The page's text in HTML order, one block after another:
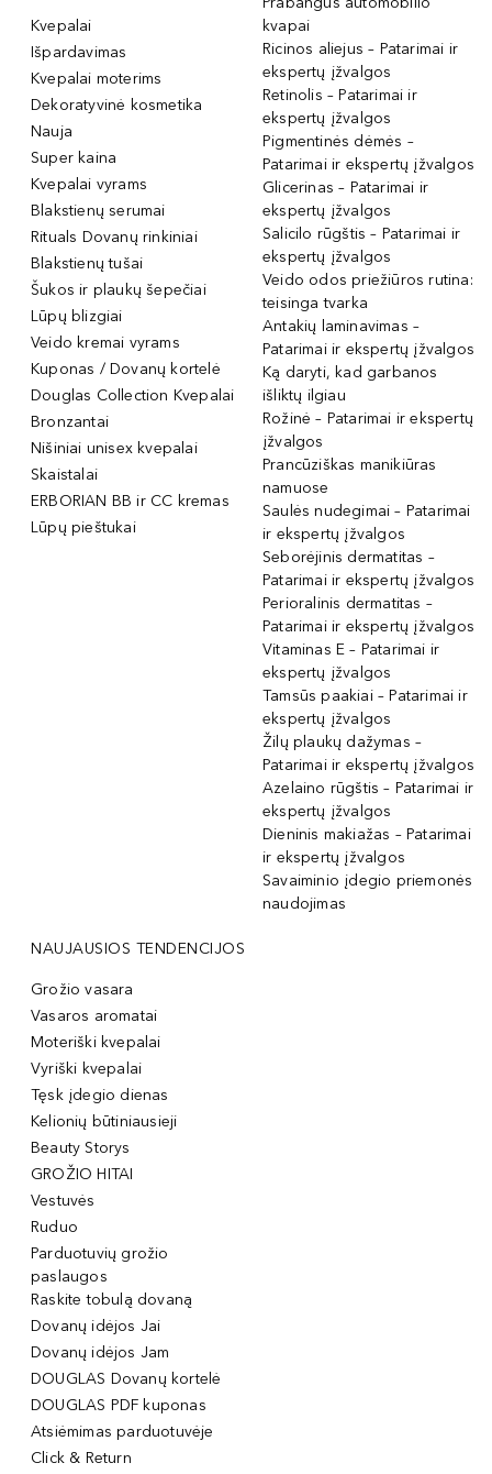
Kvepalai
Išpardavimas
Kvepalai moterims
Dekoratyvinė kosmetika
Nauja
Super kaina
Kvepalai vyrams
Blakstienų serumai
Rituals Dovanų rinkiniai
Blakstienų tušai
Šukos ir plaukų šepečiai
Lūpų blizgiai
Veido kremai vyrams
Kuponas / Dovanų kortelė
Douglas Collection Kvepalai
Bronzantai
Nišiniai unisex kvepalai
Skaistalai
ERBORIAN BB ir CC kremas
Lūpų pieštukai
kvapai
Ricinos aliejus – Patarimai ir
ekspertų įžvalgos
Retinolis – Patarimai ir
ekspertų įžvalgos
Pigmentinės dėmės –
Patarimai ir ekspertų įžvalgos
Glicerinas – Patarimai ir
ekspertų įžvalgos
Salicilo rūgštis – Patarimai ir
ekspertų įžvalgos
Veido odos priežiūros rutina:
teisinga tvarka
Antakių laminavimas –
Patarimai ir ekspertų įžvalgos
Ką daryti, kad garbanos
išliktų ilgiau
Rožinė – Patarimai ir ekspertų
įžvalgos
Prancūziškas manikiūras
namuose
Saulės nudegimai – Patarimai
ir ekspertų įžvalgos
Seborėjinis dermatitas –
Patarimai ir ekspertų įžvalgos
Perioralinis dermatitas –
Patarimai ir ekspertų įžvalgos
Vitaminas E – Patarimai ir
ekspertų įžvalgos
Tamsūs paakiai – Patarimai ir
ekspertų įžvalgos
Žilų plaukų dažymas –
Patarimai ir ekspertų įžvalgos
Azelaino rūgštis – Patarimai ir
ekspertų įžvalgos
Dieninis makiažas – Patarimai
ir ekspertų įžvalgos
Savaiminio įdegio priemonės
naudojimas
NAUJAUSIOS TENDENCIJOS
Grožio vasara
Vasaros aromatai
Moteriški kvepalai
Vyriški kvepalai
Tęsk įdegio dienas
Kelionių būtiniausieji
Beauty Storys
GROŽIO HITAI
Vestuvės
Ruduo
Parduotuvių grožio
paslaugos
Raskite tobulą dovaną
Dovanų idėjos Jai
Dovanų idėjos Jam
DOUGLAS Dovanų kortelė
DOUGLAS PDF kuponas
Atsiėmimas parduotuvėje
Click & Return